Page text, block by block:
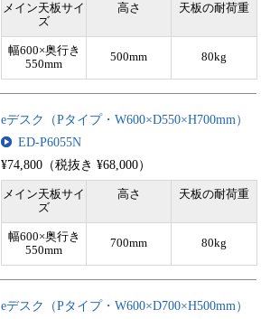
メイン天板サイ
ズ
高さ 天板の耐荷重
幅600×奥行き
550mm
500mm 80kg
eデスク（Pタイプ・W600×D550×H700mm）
ED-P6055N
¥74,800（税抜き ¥68,000）
メイン天板サイ
ズ
高さ 天板の耐荷重
幅600×奥行き
550mm
700mm 80kg
eデスク（Pタイプ・W600×D700×H500mm）